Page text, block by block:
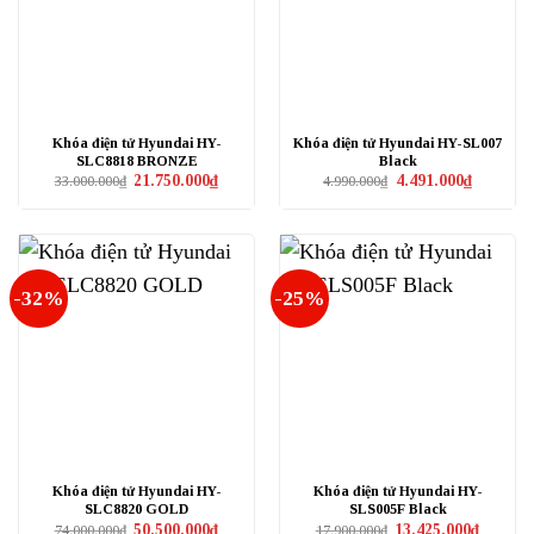
Khóa điện tử Hyundai HY-
SLC8818 BRONZE
33.000.000₫ Giá
21.750.000₫Giá
hiện
21.750.000₫.
Khóa điện tử Hyundai HY-SL007
Black
4.990.000₫ Giá
4.491.000₫Giá
hiện
-32%
Khóa điện tử Hyundai HY-
SLC8820 GOLD
74.000.000₫ Giá
50.500.000₫Giá
-25%
Khóa điện tử Hyundai HY-
SLS005F Black
17.900.000₫ Giá
13.425.000₫Giá